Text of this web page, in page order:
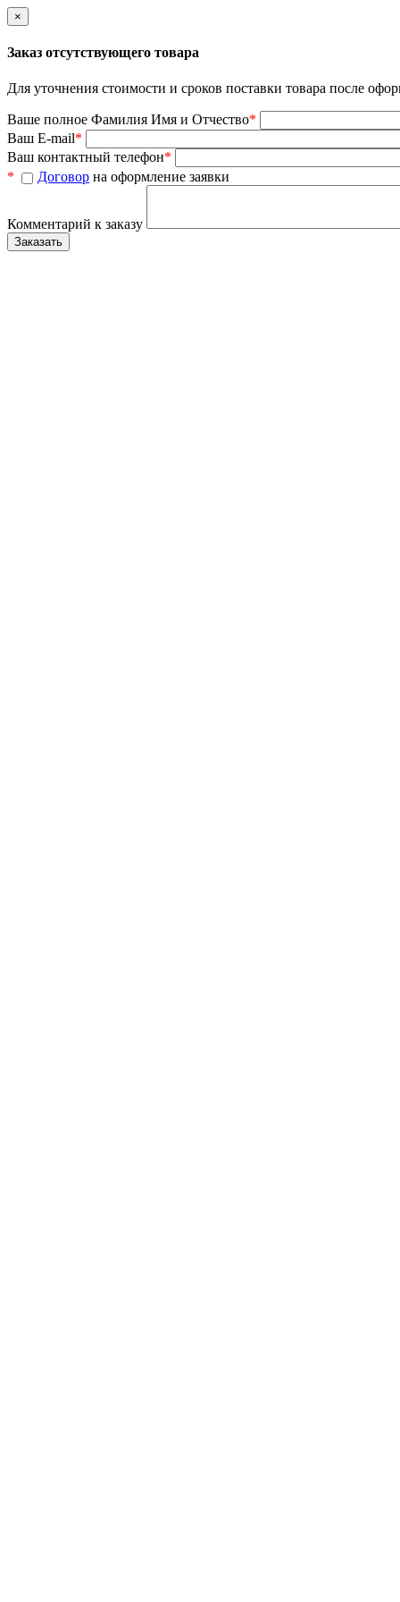
×
Заказ отсутствующего товара
Для уточнения стоимости и сроков поставки товара после
Ваше полное Фамилия Имя и Отчество*
Ваш E-mail*
Ваш контактный телефон*
*
Договор на оформление заявки
Комментарий к заказу